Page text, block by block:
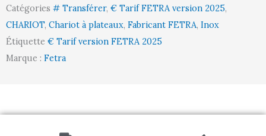
Catégories # Transférer, € Tarif FETRA version 2025,
CHARIOT, Chariot à plateaux, Fabricant FETRA, Inox
Étiquette € Tarif version FETRA 2025
Marque : Fetra